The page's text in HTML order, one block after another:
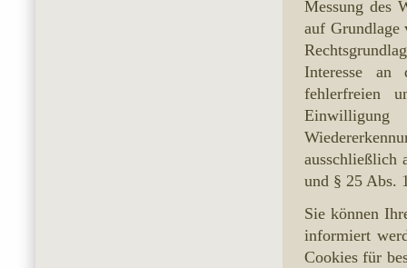
Messung des
auf Grundlage
Interesse an
fehlerfreien
und § 25 Abs.
Sie können
informiert
Cookies für